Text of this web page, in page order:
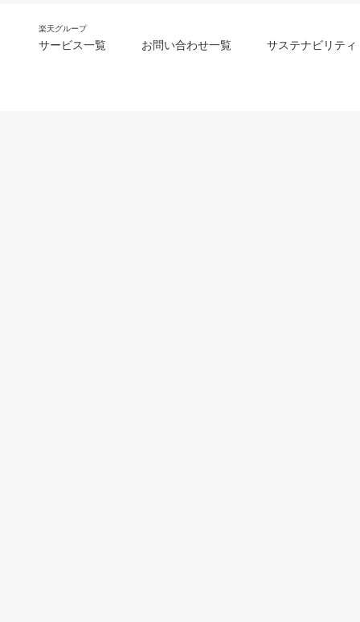
楽天グループ
サービス一覧 お問い合わせ一覧 サステナビリティ